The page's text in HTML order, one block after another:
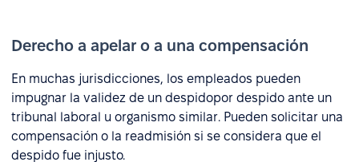
Derecho a apelar o a una compensación
En muchas jurisdicciones, los empleados pueden
impugnar la validez de un despidopor despido ante un
tribunal laboral u organismo similar. Pueden solicitar una
compensación o la readmisión si se considera que el
despido fue injusto.